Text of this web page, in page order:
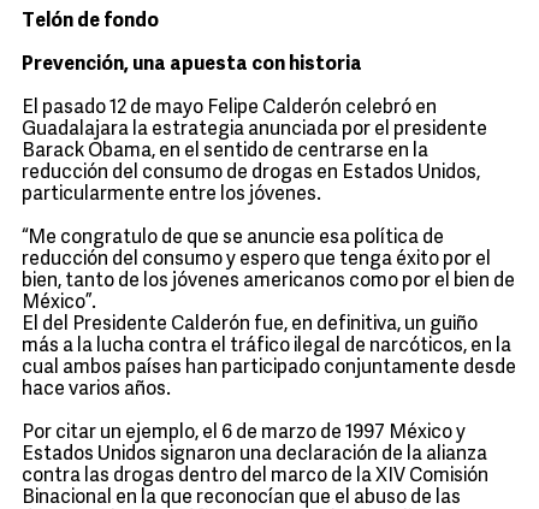
Telón de fondo
Prevención, una apuesta con historia
El pasado 12 de mayo Felipe Calderón celebró en
Guadalajara la estrategia anunciada por el presidente
Barack Obama, en el sentido de centrarse en la
reducción del consumo de drogas en Estados Unidos,
particularmente entre los jóvenes.
“Me congratulo de que se anuncie esa política de
reducción del consumo y espero que tenga éxito por el
bien, tanto de los jóvenes americanos como por el bien de
México”.
El del Presidente Calderón fue, en definitiva, un guiño
más a la lucha contra el tráfico ilegal de narcóticos, en la
cual ambos países han participado conjuntamente desde
hace varios años.
Por citar un ejemplo, el 6 de marzo de 1997 México y
Estados Unidos signaron una declaración de la alianza
contra las drogas dentro del marco de la XIV Comisión
Binacional en la que reconocían que el abuso de las